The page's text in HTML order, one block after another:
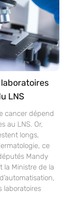
LNS
cancer dépend
au LNS. Or,
longs,
ce
Mandy
la Ministre de la
laboratoires